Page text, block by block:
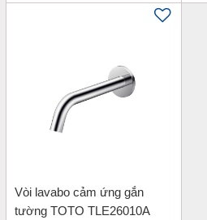
Vòi lavabo cảm ứng gắn
tường TOTO TLE26010A